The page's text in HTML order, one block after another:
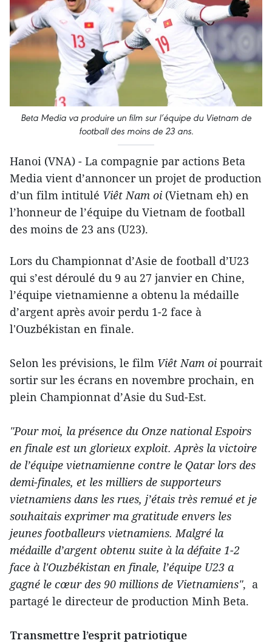
Beta Media va produire un film sur l’équipe du Vietnam de
football des moins de 23 ans.
Hanoi (VNA) - La compagnie par actions Beta
Media vient d’annoncer un projet de production
d’un film intitulé Viêt Nam oi (Vietnam eh) en
l’honneur de l’équipe du Vietnam de football
des moins de 23 ans (U23).
Lors du Championnat d’Asie de football d’U23
qui s’est déroulé du 9 au 27 janvier en Chine,
l’équipe vietnamienne a obtenu la médaille
d’argent après avoir perdu 1-2 face à
l'Ouzbékistan en finale.
Selon les prévisions, le film Viêt Nam oi pourrait
sortir sur les écrans en novembre prochain, en
plein Championnat d’Asie du Sud-Est.
"Pour moi, la présence du Onze national Espoirs
en finale est un glorieux exploit. Après la victoire
de l’équipe vietnamienne contre le Qatar lors des
demi-finales, et les milliers de supporteurs
vietnamiens dans les rues, j’étais très remué et je
souhaitais exprimer ma gratitude envers les
jeunes footballeurs vietnamiens. Malgré la
médaille d’argent obtenu suite à la défaite 1-2
face à l'Ouzbékistan en finale, l’équipe U23 a
gagné le cœur des 90 millions de Vietnamiens", a
partagé le directeur de production Minh Beta.
Transmettre l’esprit patriotique